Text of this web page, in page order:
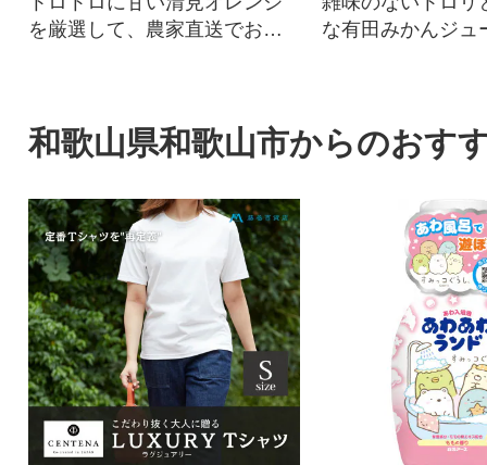
を厳選して、農家直送でお届
な有田みかんジュ
和歌山県和歌山市からのおす